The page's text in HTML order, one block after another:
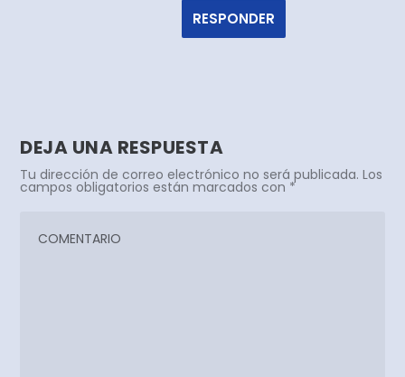
RESPONDER
DEJA UNA RESPUESTA
Tu dirección de correo electrónico no será publicada. Los
campos obligatorios están marcados con *